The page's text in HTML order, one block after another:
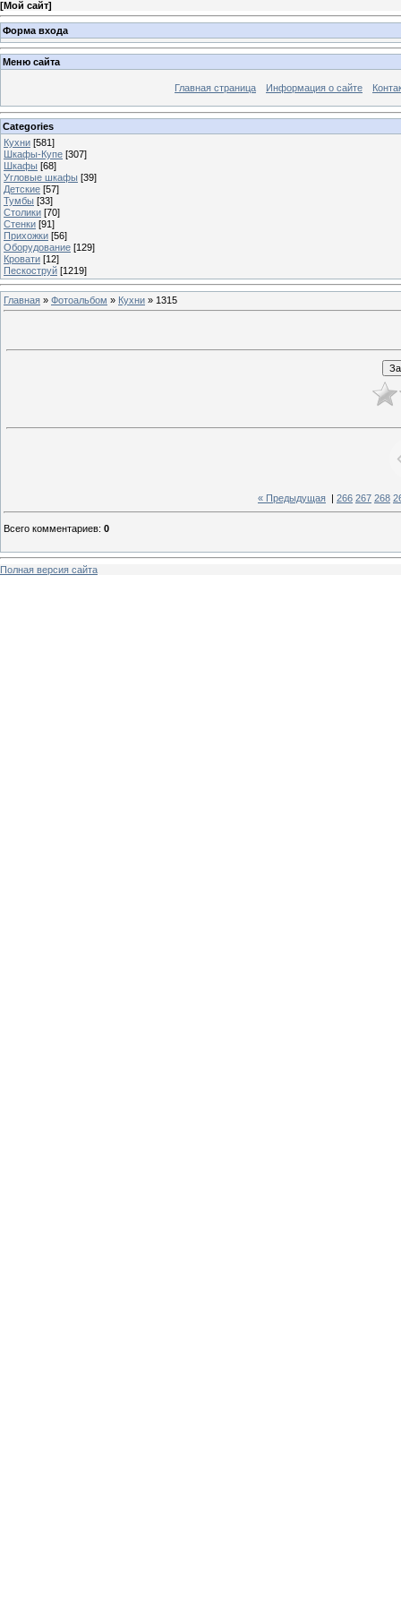
[Мой сайт]
Форма входа
Меню сайта
Главная страница Информация о сайте
Categories
Кухни [581]
Шкафы-Купе [307]
Шкафы [68]
Угловые шкафы [39]
Детские [57]
Тумбы [33]
Столики [70]
Стенки [91]
Прихожки [56]
Оборудование [129]
Кровати [12]
Пескоструй [1219]
Главная » Фотоальбом » Кухни » 1315
« Предыдущая 266 267 268
Всего комментариев: 0
Полная версия сайта